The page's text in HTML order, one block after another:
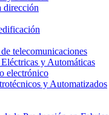
dirección
telecomunicaciones
y Automáticas
electrónico
y Automatizados